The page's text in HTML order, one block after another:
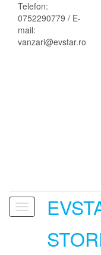
content
Telefon:
0752290779 / E-
mail:
vanzari@evstar.ro
Toggle
navigation